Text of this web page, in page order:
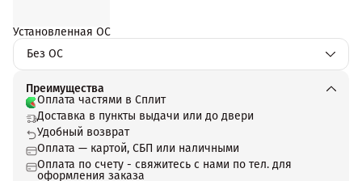
Установленная ОС
Без ОС
Преимущества
Оплата частями в Сплит
Доставка в пункты выдачи или до двери
Удобный возврат
Оплата — картой, СБП или наличными
Оплата по счету - свяжитесь с нами по тел. для
оформления заказа